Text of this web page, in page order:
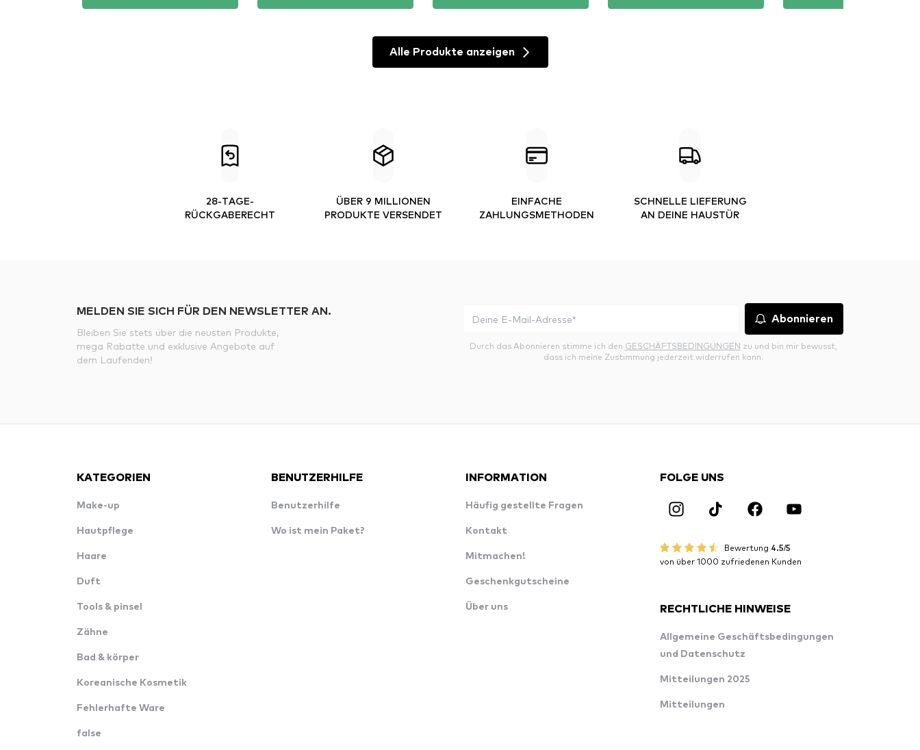
Alle Produkte anzeigen
28-TAGE-
RÜCKGABERECHT
ÜBER 9 MILLIONEN
PRODUKTE VERSENDET
EINFACHE
ZAHLUNGSMETHODEN
SCHNELLE LIEFERUNG
AN DEINE HAUSTÜR
MELDEN SIE SICH FÜR DEN NEWSLETTER AN.
Bleiben Sie stets über die neusten Produkte,
mega Rabatte und exklusive Angebote auf
dem Laufenden!
Abonnieren
Durch das Abonnieren stimme ich den GESCHÄFTSBEDINGUNGEN zu und bin mir bewusst,
dass ich meine Zustimmung jederzeit widerrufen kann.
KATEGORIEN
Make-up
Hautpflege
Haare
Duft
Tools & pinsel
Zähne
Bad & körper
Koreanische Kosmetik
Fehlerhafte Ware
false
BENUTZERHILFE
Benutzerhilfe
Wo ist mein Paket?
INFORMATION
Häufig gestellte Fragen
Kontakt
Mitmachen!
Geschenkgutscheine
Über uns
FOLGE UNS
Bewertung 4.5/5
von über 1000 zufriedenen Kunden
RECHTLICHE HINWEISE
Allgemeine Geschäftsbedingungen
und Datenschutz
Mitteilungen 2025
Mitteilungen